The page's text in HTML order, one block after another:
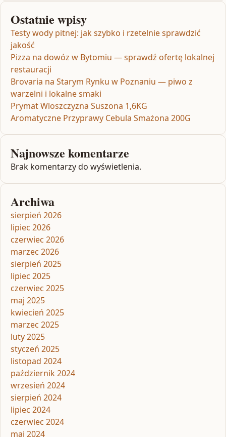
Ostatnie wpisy
Testy wody pitnej: jak szybko i rzetelnie sprawdzić
jakość
Pizza na dowóz w Bytomiu — sprawdź ofertę lokalnej
restauracji
Brovaria na Starym Rynku w Poznaniu — piwo z
warzelni i lokalne smaki
Prymat Wloszczyzna Suszona 1,6KG
Aromatyczne Przyprawy Cebula Smażona 200G
Najnowsze komentarze
Brak komentarzy do wyświetlenia.
Archiwa
sierpień 2026
lipiec 2026
czerwiec 2026
marzec 2026
sierpień 2025
lipiec 2025
czerwiec 2025
maj 2025
kwiecień 2025
marzec 2025
luty 2025
styczeń 2025
listopad 2024
październik 2024
wrzesień 2024
sierpień 2024
lipiec 2024
czerwiec 2024
maj 2024